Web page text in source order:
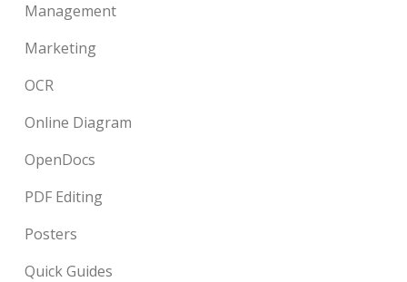
Management
Marketing
OCR
Online Diagram
OpenDocs
PDF Editing
Posters
Quick Guides